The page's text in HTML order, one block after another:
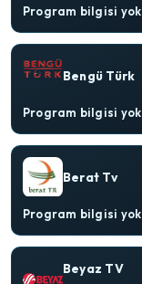
Program bilgisi yok
Bengü Türk
Program bilgisi yok
Berat Tv
Program bilgisi yok
Beyaz TV